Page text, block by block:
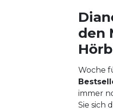
den
Woche
immer
Sie sich